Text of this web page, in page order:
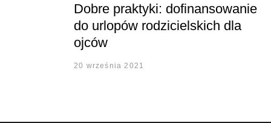
Dobre praktyki: dofinansowanie
do urlopów rodzicielskich dla
ojców
20 września 2021